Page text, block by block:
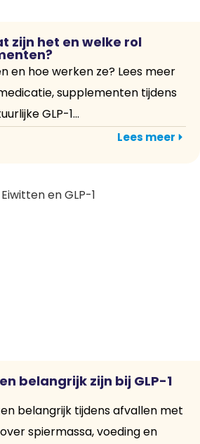
zijn het en welke rol
en hoe werken ze? Lees meer
supplementen tijdens
GLP-1...
Lees meer
belangrijk zijn bij GLP-1
belangrijk tijdens afvallen met
spiermassa, voeding en